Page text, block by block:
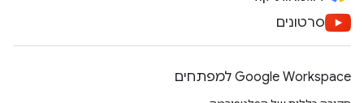
סרטונים
Google Workspace למפתחים